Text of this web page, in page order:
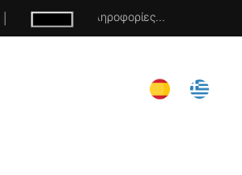
Χωρίς πληροφορίες...